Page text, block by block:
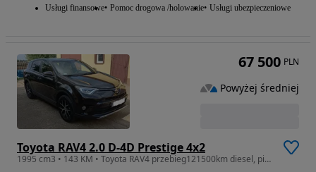
Usługi finansowe Pomoc drogowa /holowanie Usługi ubezpieczeniowe
Toyota RAV4 2.0 D-4D Prestige 4x2
1995 cm3 • 143 KM • Toyota RAV4 przebieg121500km diesel, pierwsza rejestracja 2016, manual
67 500 PLN
Powyżej średniej